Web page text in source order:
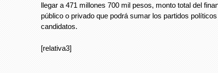
llegar a 471 millones 700 mil pesos, monto total del
público o privado que podrá sumar los partidos
candidatos.
[relativa3]